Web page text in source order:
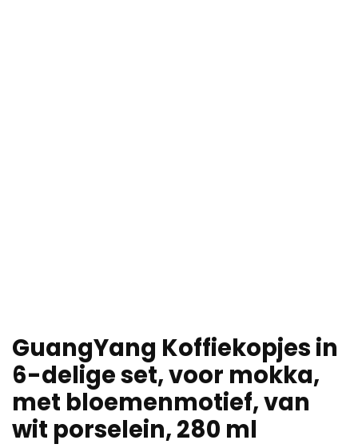
GuangYang Koffiekopjes in
6-delige set, voor mokka,
met bloemenmotief, van
wit porselein, 280 ml